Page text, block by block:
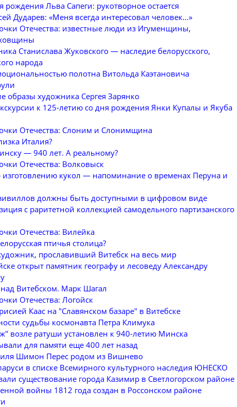
рождения Льва Сапеги: рукотворное остается
Дударев: «Меня всегда интересовал человек...»
Отечества: известные люди из Игуменщины,
Станислава Жуковского — наследие белорусского,
народа
полотна Витольда Каэтановича
образы художника Сергея Зарянко
к 125-летию со дня рождения Янки Купалы и Якуба
Отечества: Слоним и Слонимщина
Италия?
— 940 лет. А реальному?
Отечества: Волковыск
изготовлению кукол — напоминание о временах Перуна и
должны быть доступными в цифровом виде
с раритетной коллекцией самодельного партизанского
Отечества: Вилейка
птичья столица?
прославивший Витебск на весь мир
открыт памятник географу и лесоведу Александру
Витебском. Марк Шагал
Отечества: Логойск
Каас на "Славянском базаре" в Витебске
судьбы космонавта Петра Климука
возле ратуши установлен к 940-летию Минска
для памяти еще 400 лет назад
Шимон Перес родом из Вишнево
в списке Всемирного культурного наследия ЮНЕСКО
существование города Казимир в Светлогорском районе
войны 1812 года создан в Россонском районе